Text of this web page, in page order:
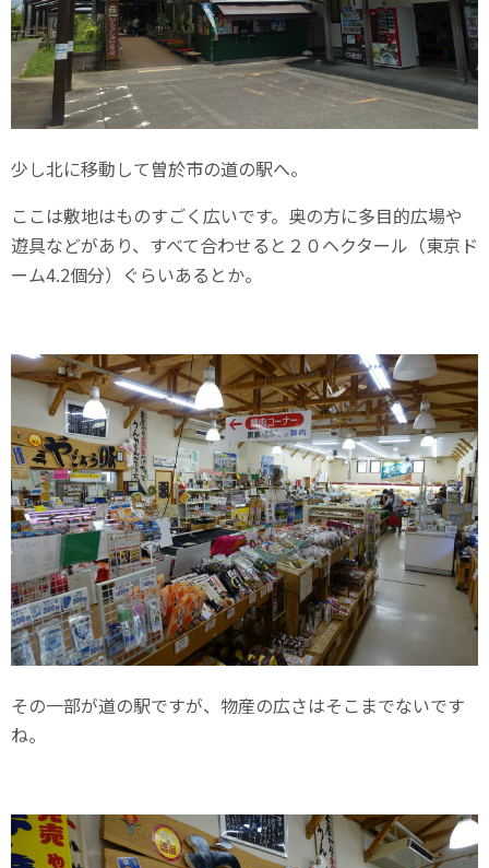
少し北に移動して曽於市の道の駅へ。
ここは敷地はものすごく広いです。奥の方に多目的広場や
遊具などがあり、すべて合わせると２０ヘクタール（東京ド
ーム4.2個分）ぐらいあるとか。
その一部が道の駅ですが、物産の広さはそこまでないです
ね。